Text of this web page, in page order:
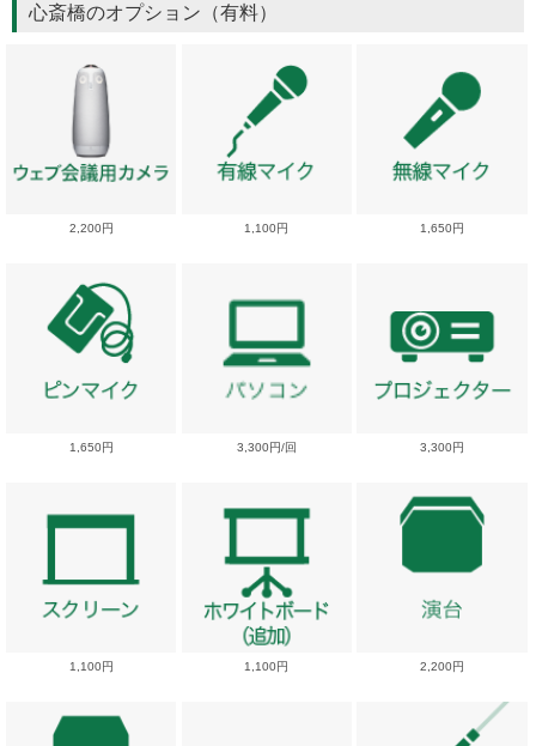
心斎橋のオプション（有料）
2,200円 1,100円 1,650円
1,650円 3,300円/回 3,300円
1,100円 1,100円 2,200円